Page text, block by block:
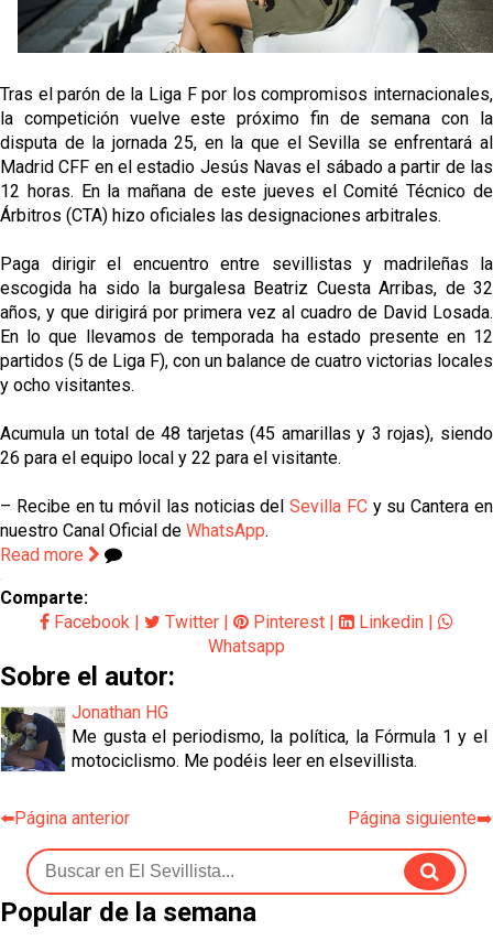
Odysseas Vlachodimos: “El objetivo es mejorar la
temporada pasada”
fichajes
Opinión | "Carta abierta a Alberto Flores" por Rafa
García
Análisis I Quién es y cómo juega Fran González
Tras el parón de la Liga F por los compromisos internacionales,
la competición vuelve este próximo fin de semana con la
disputa de la jornada 25, en la que el Sevilla se enfrentará al
Madrid CFF en el estadio Jesús Navas el sábado a partir de las
12 horas. En la mañana de este jueves el Comité Técnico de
Árbitros (CTA) hizo oficiales las designaciones arbitrales.
Paga dirigir el encuentro entre sevillistas y madrileñas la
escogida ha sido la burgalesa Beatriz Cuesta Arribas, de 32
años, y que dirigirá por primera vez al cuadro de David Losada.
En lo que llevamos de temporada ha estado presente en 12
partidos (5 de Liga F), con un balance de cuatro victorias locales
y ocho visitantes.
Acumula un total de 48 tarjetas (45 amarillas y 3 rojas), siendo
26 para el equipo local y 22 para el visitante.
– Recibe en tu móvil las noticias delSevilla FCy su Cantera en
nuestro Canal Oficial de WhatsApp.
Read more
Comparte:
Facebook
Twitter Pinterest Linkedin
Whatsapp
Sobre el autor:
Jonathan HG
Me gusta el periodismo, la política, la Fórmula 1 y el
motociclismo. Me podéis leer en elsevillista.
⬅️Página anterior Página siguiente➡️
Popular de la semana